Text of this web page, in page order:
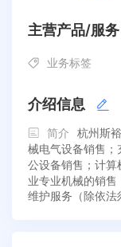
主营产品/服务
业务标签
介绍信息
简介
杭州斯
械电气设备销售
公设备销售；计
业专业机械的销
维护服务（除依